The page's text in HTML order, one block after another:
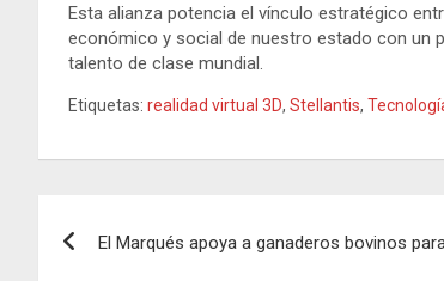
Esta alianza potencia el vínculo estratégico
económico y social de nuestro estado con un
talento de clase mundial.
Etiquetas: realidad virtual 3D, Stellantis,
El Marqués apoya a ganaderos bovinos